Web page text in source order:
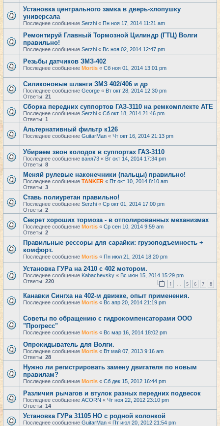
Установка центрального замка в дверь-хлопушку
универсала
Последнее сообщение Serzhi « Пн ноя 17, 2014 11:21 am
Ремонтируй Главный Тормозной Цилиндр (ГТЦ) Волги
правильно!
Последнее сообщение Serzhi « Вс ноя 02, 2014 12:47 pm
Резьбы датчиков ЗМЗ-402
Последнее сообщение Mortis « Сб ноя 01, 2014 13:01 pm
Cиликоновые шланги ЗМЗ 402/406 и др
Последнее сообщение George « Вт окт 28, 2014 12:30 pm
Ответы: 21
Сборка передних суппортов ГАЗ-3110 на ремкомплекте АТЕ
Последнее сообщение Serzhi « Сб окт 18, 2014 21:46 pm
Ответы: 1
Альтернативный фильтр к126
Последнее сообщение GuitarMan « Чт окт 16, 2014 21:13 pm
Убираем звон колодок в суппортах ГАЗ-3110
Последнее сообщение ваня73 « Вт окт 14, 2014 17:34 pm
Ответы: 8
Меняй рулевые наконечники (пальцы) правильно!
Последнее сообщение TANKER « Пт окт 10, 2014 8:10 am
Ответы: 3
Ставь полиуретан правильно!
Последнее сообщение Serzhi « Ср окт 01, 2014 17:00 pm
Ответы: 2
Секрет хороших тормоза - в отполированных механизмах
Последнее сообщение Mortis « Ср сен 10, 2014 9:59 am
Ответы: 2
Правильные рессоры для сарайки: грузоподъемность +
комфорт.
Последнее сообщение Mortis « Пн июл 21, 2014 18:20 pm
Установка ГУРа на 2410 с 402 мотором.
Последнее сообщение Kabachevsky « Вс июн 15, 2014 15:29 pm
Ответы: 220 1 5 6 7 8
Канавки Сингха на 402-м движке, опыт применения.
Последнее сообщение Mortis « Вс апр 20, 2014 21:19 pm
Советы по обращению с гидрокомпенсаторами ООО
"Прогресс"
Последнее сообщение Mortis « Вс мар 16, 2014 18:02 pm
Опрокидыватель для Волги.
Последнее сообщение Mortis « Вт май 07, 2013 9:16 am
Ответы: 28
Нужно ли регистрировать замену двигателя по новым
правилам?
Последнее сообщение Mortis « Сб дек 15, 2012 16:44 pm
Различия рычагов и втулок разных передних подвесок
Последнее сообщение ACORN « Чт ноя 22, 2012 23:10 pm
Ответы: 14
Установка ГУРа 31105 НО с родной колонкой
Последнее сообщение GuitarMan « Пт июл 20, 2012 21:54 pm